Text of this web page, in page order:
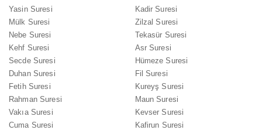
Yasin Suresi
Mülk Suresi
Nebe Suresi
Kehf Suresi
Secde Suresi
Duhan Suresi
Fetih Suresi
Rahman Suresi
Vakıa Suresi
Cuma Suresi
Kadir Suresi
Zilzal Suresi
Tekasür Suresi
Asr Suresi
Hümeze Suresi
Fil Suresi
Kureyş Suresi
Maun Suresi
Kevser Suresi
Kafirun Suresi